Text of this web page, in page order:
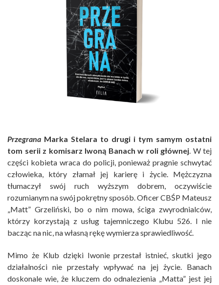
Przegrana Marka Stelara to drugi i tym samym ostatni
tom serii z komisarz Iwoną Banach w roli głównej. W tej
części kobieta wraca do policji, ponieważ pragnie schwytać
człowieka, który złamał jej karierę i życie. Mężczyzna
tłumaczył swój ruch wyższym dobrem, oczywiście
rozumianym na swój pokrętny sposób. Oficer CBŚP Mateusz
„Matt” Grzeliński, bo o nim mowa, ściga zwyrodnialców,
którzy korzystają z usług tajemniczego Klubu 526. I nie
bacząc na nic, na własną rękę wymierza sprawiedliwość.
Mimo że Klub dzięki Iwonie przestał istnieć, skutki jego
działalności nie przestały wpływać na jej życie. Banach
doskonale wie, że kluczem do odnalezienia „Matta” jest jej